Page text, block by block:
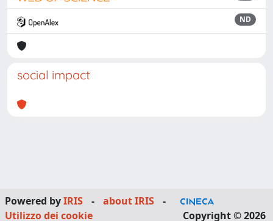
ND
social impact
Powered byIRIS - about IRIS
-
Utilizzo dei cookie
Copyright © 2026